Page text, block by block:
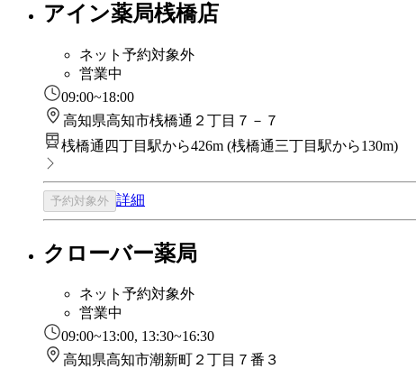
アイン薬局桟橋店
ネット予約対象外
営業中
09:00~18:00
高知県高知市桟橋通２丁目７－７
桟橋通四丁目駅から426m (桟橋通三丁目駅から130m)
予約対象外 詳細
クローバー薬局
ネット予約対象外
営業中
09:00~13:00, 13:30~16:30
高知県高知市潮新町２丁目７番３